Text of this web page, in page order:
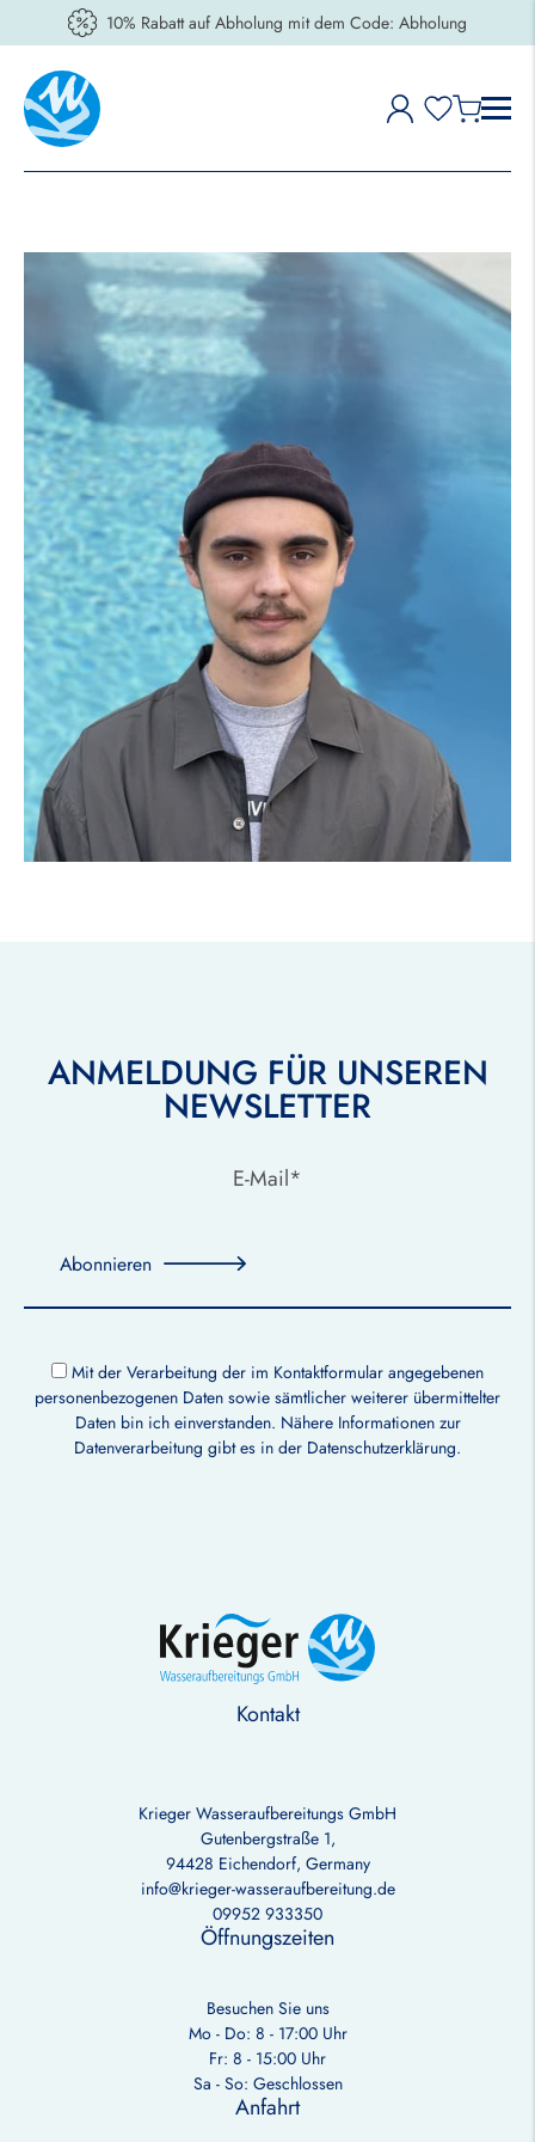
10% Rabatt auf Abholung mit dem Code: Abholung
ANMELDUNG FÜR UNSEREN
NEWSLETTER
Abonnieren
Mit der Verarbeitung der im Kontaktformular angegebenen
personenbezogenen Daten sowie sämtlicher weiterer übermittelter
Daten bin ich einverstanden. Nähere Informationen zur
Datenverarbeitung gibt es in der Datenschutzerklärung.
Kontakt
Krieger Wasseraufbereitungs GmbH
Gutenbergstraße 1,
94428 Eichendorf, Germany
info@krieger-wasseraufbereitung.de
09952 933350
Öffnungszeiten
Besuchen Sie uns
Mo - Do: 8 - 17:00 Uhr
Fr: 8 - 15:00 Uhr
Sa - So: Geschlossen
Anfahrt